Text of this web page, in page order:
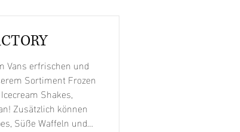
Wraps
Vans erfrischen und
Sortiment Frozen
Shakes,
Zusätzlich können
Süße Waffeln und